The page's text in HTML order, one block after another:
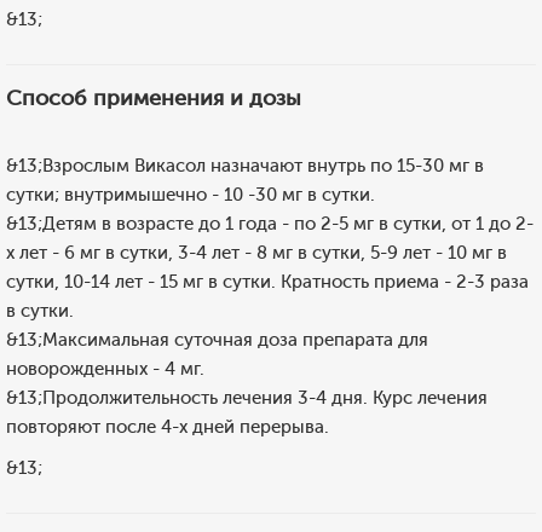
&13;
Способ применения и дозы
&13;Взрослым Викасол назначают внутрь по 15-30 мг в
сутки; внутримышечно - 10 -30 мг в сутки.
&13;Детям в возрасте до 1 года - по 2-5 мг в сутки, от 1 до 2-
х лет - 6 мг в сутки, 3-4 лет - 8 мг в сутки, 5-9 лет - 10 мг в
сутки, 10-14 лет - 15 мг в сутки. Кратность приема - 2-3 раза
в сутки.
&13;Максимальная суточная доза препарата для
новорожденных - 4 мг.
&13;Продолжительность лечения 3-4 дня. Курс лечения
повторяют после 4-х дней перерыва.
&13;